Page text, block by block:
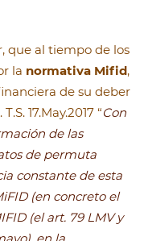
que al tiempo de los
la normativa Mifid,
de su deber
17.May.2017 “Con
de las
de permuta
constante de esta
(en concreto el
(el art. 79 LMV y